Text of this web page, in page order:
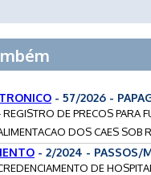
- 57/2026 -
DE PRECOS PARA
DOS CAES SOB
- 2/2024 - PASSOS/
DE